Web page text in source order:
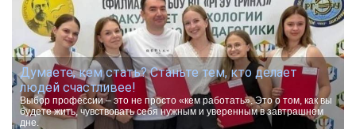
Думаете, кем стать? Станьте тем, кто делает
людей счастливее!
Выбор профессии – это не просто «кем работать». Это о том, как вы
будете жить, чувствовать себя нужным и уверенным в завтрашнем
дне.